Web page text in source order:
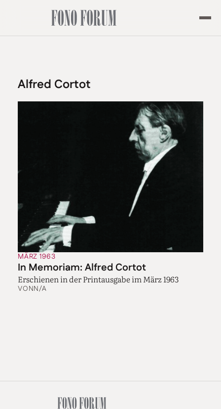
Alfred Cortot
MÄRZ 1963
In Memoriam: Alfred Cortot
Erschienen in der Printausgabe im März 1963
VONN/A